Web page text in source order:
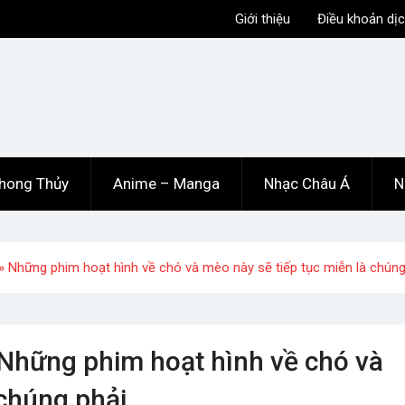
Giới thiệu Điều khoản
Thủy Anime – Manga Nhạc Châu Á
Những phim hoạt hình về chó và mèo này sẽ tiếp tục miễn là
phim hoạt hình về chó và